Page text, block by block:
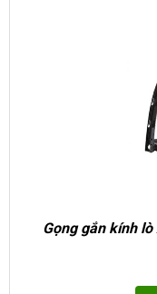
Gọng gắn kính lò